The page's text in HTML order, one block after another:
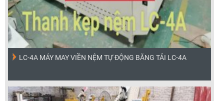
LC-4A MÁY MAY VIỀN NỆM TỰ ĐỘNG BĂNG TẢI LC-4A